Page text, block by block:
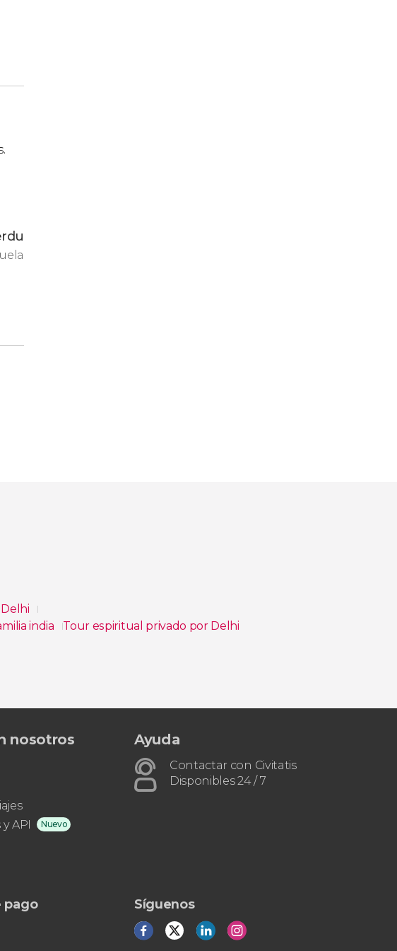
india
Tour espiritual privado por Delhi
nosotros
API
Nuevo
Ayuda
Contactar con Civitatis
Disponibles 24 / 7
pago Síguenos